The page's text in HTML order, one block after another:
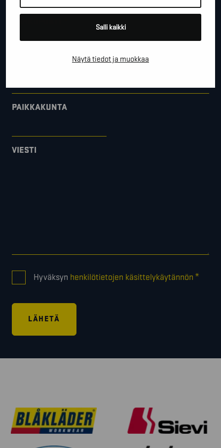
Salli kaikki
Näytä tiedot ja muokkaa
PAIKKAKUNTA
VIESTI
Hyväksyn henkilötietojen käsittelykäytännön *